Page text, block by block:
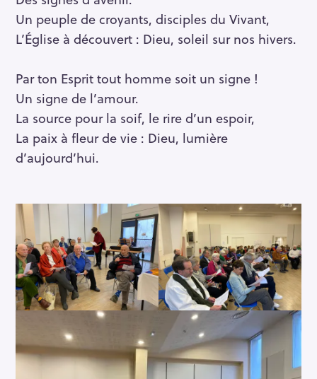
Un peuple de croyants, disciples du Vivant,
L’Église à découvert : Dieu, soleil sur nos hivers.
Par ton Esprit tout homme soit un signe !
Un signe de l’amour.
La source pour la soif, le rire d’un espoir,
La paix à fleur de vie : Dieu, lumière
d’aujourd’hui.